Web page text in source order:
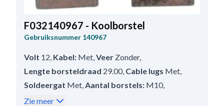
F032140967 - Koolborstel
Gebruiksnummer 140967
Volt 12 Kabel: Met Veer Zonder,
Lengte borsteldraad 29.00, Cable lugs Met
Soldeergat Met Aantal borstels: M10,
Draadlengte
Zie meer